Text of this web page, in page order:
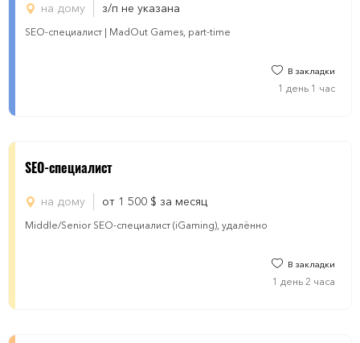
на дому з/п не указана
SEO-специалист | MadOut Games, part-time
В закладки
1 день 1 час
SEO-специалист
на дому от 1 500 $ за месяц
Middle/Senior SEO-специалист (iGaming), удалённо
В закладки
1 день 2 часа